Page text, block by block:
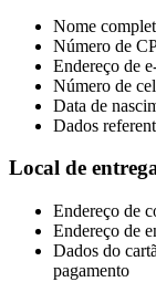
Nome
Número de
Endereço de
Número de
Data de
Dados
Local de
Endereço de
Endereço de
Dados do
pagamento